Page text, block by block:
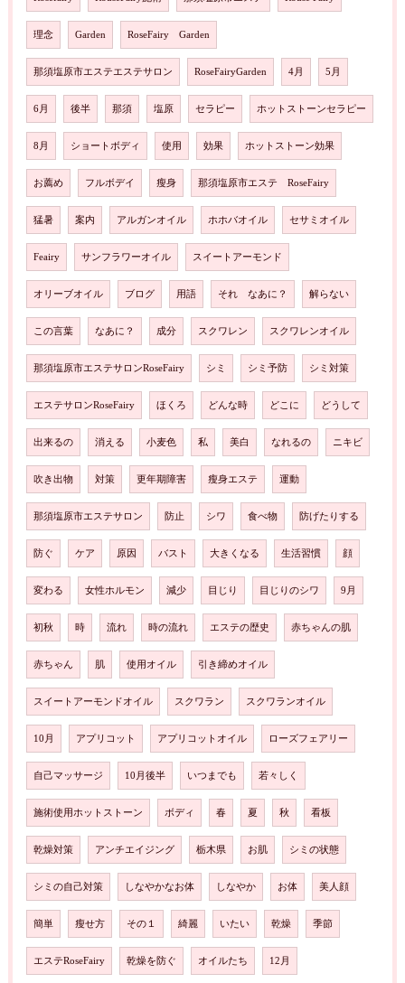
理念 Garden RoseFairy Garden
那須塩原市エステエステサロン RoseFairyGarden 4月 5月
6月 後半 那須 塩原 セラピー ホットストーンセラピー
8月 ショートボディ 使用 効果 ホットストーン効果
お薦め フルボデイ 瘦身 那須塩原市エステ RoseFairy
猛暑 案内 アルガンオイル ホホバオイル セサミオイル
Feairy サンフラワーオイル スイートアーモンド
オリーブオイル ブログ 用語 それ なあに？ 解らない
この言葉 なあに？ 成分 スクワレン スクワレンオイル
那須塩原市エステサロンRoseFairy シミ シミ予防 シミ対策
エステサロンRoseFairy ほくろ どんな時 どこに どうして
出来るの 消える 小麦色 私 美白 なれるの ニキビ
吹き出物 対策 更年期障害 瘦身エステ 運動
那須塩原市エステサロン 防止 シワ 食べ物 防げたりする
防ぐ ケア 原因 バスト 大きくなる 生活習慣 顔
変わる 女性ホルモン 減少 目じり 目じりのシワ 9月
初秋 時 流れ 時の流れ エステの歴史 赤ちゃんの肌
赤ちゃん 肌 使用オイル 引き締めオイル
スイートアーモンドオイル スクワラン スクワランオイル
10月 アプリコット アプリコットオイル ローズフェアリー
自己マッサージ 10月後半 いつまでも 若々しく
施術使用ホットストーン ボディ 春 夏 秋 看板
乾燥対策 アンチエイジング 栃木県 お肌 シミの状態
シミの自己対策 しなやかなお体 しなやか お体 美人顔
簡単 瘦せ方 その１ 綺麗 いたい 乾燥 季節
エステRoseFairy 乾燥を防ぐ オイルたち 12月